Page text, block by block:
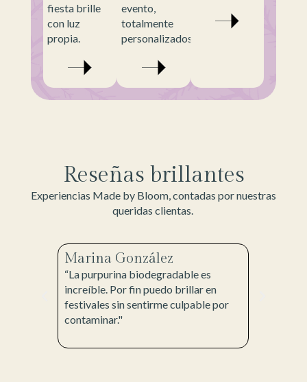
fiesta brille
con luz
propia.
evento,
totalmente
personalizados.
Reseñas brillantes
Experiencias Made by Bloom, contadas por nuestras
queridas clientas.
“La purpurina biodegradable es
increíble. Por fin puedo brillar en
festivales sin sentirme culpable por
contaminar."
Marina González